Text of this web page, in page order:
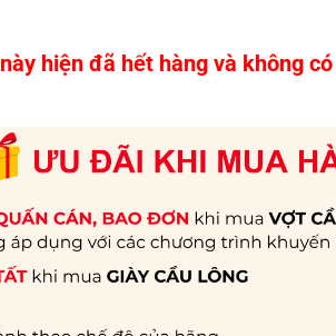
hiện đã hết hàng và không